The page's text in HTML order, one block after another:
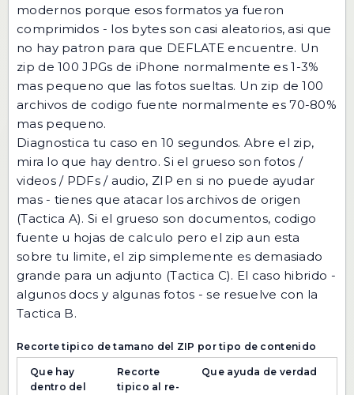
modernos porque esos formatos ya fueron
comprimidos - los bytes son casi aleatorios, asi que
no hay patron para que DEFLATE encuentre. Un
zip de 100 JPGs de iPhone normalmente es 1-3%
mas pequeno que las fotos sueltas. Un zip de 100
archivos de codigo fuente normalmente es 70-80%
mas pequeno.
Diagnostica tu caso en 10 segundos. Abre el zip,
mira lo que hay dentro. Si el grueso son fotos /
videos / PDFs / audio, ZIP en si no puede ayudar
mas - tienes que atacar los archivos de origen
(Tactica A). Si el grueso son documentos, codigo
fuente u hojas de calculo pero el zip aun esta
sobre tu limite, el zip simplemente es demasiado
grande para un adjunto (Tactica C). El caso hibrido -
algunos docs y algunas fotos - se resuelve con la
Tactica B.
Recorte tipico de tamano del ZIP por tipo de contenido
Que hay
dentro del
Recorte
tipico al re-
Que ayuda de verdad